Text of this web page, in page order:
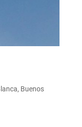
Buenos